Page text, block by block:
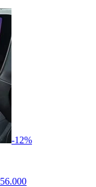
-12%
56.000